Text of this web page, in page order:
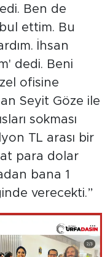
Ben de
ettim. Bu
İhsan
dedi. Beni
ofisine
Seyit Göze ile
sokması
TL arası bir
para dolar
bana 1
verecekti.”